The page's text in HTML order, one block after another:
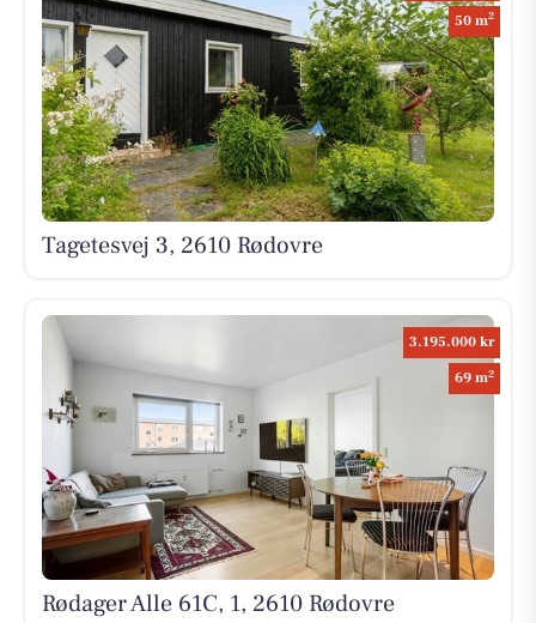
50 m2
Tagetesvej 3, 2610 Rødovre
3.195.000 kr
69 m2
Rødager Alle 61C, 1, 2610 Rødovre